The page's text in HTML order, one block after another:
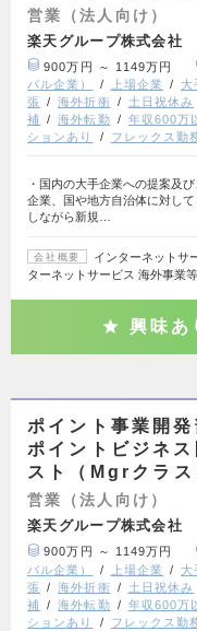
営業（法人向け）
楽天グループ株式会社
900万円 ～ 1149万円
バル企業）
上場企業 大
張
海外折衝 土日祝休み
補
海外転勤 年収600万
ションあり
フレックス勤
・国内の大手企業への提案及
企業、国や地方自治体に対し
しながら新規…
会社概要
インターネットサ
ターネットサービス 海外事業
興味あ
ポイント事業開
ポイントビジネ
スト（Mgrクラス
営業（法人向け）
楽天グループ株式会社
900万円 ～ 1149万円
バル企業）
上場企業 大
張
海外折衝 土日祝休み
補
海外転勤 年収600万
ションあり
フレックス勤